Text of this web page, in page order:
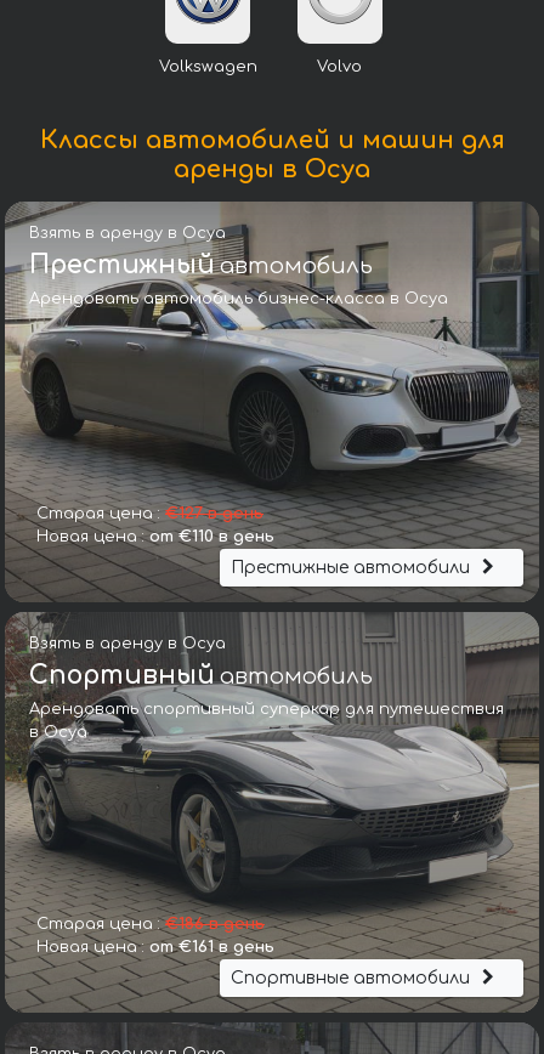
Volkswagen Volvo
Классы автомобилей и машин для
аренды в Осуа
Взять в аренду в Осуа
Престижныйавтомобиль
Арендовать автомобиль бизнес-класса в Осуа
Старая цена : €127 в день
Новая цена :от €110 в день
Престижные автомобили
Взять в аренду в Осуа
Спортивныйавтомобиль
Арендовать спортивный суперкар для путешествия
в Осуа
Старая цена :€186 в день
Новая цена : от €161 в день
Спортивные автомобили